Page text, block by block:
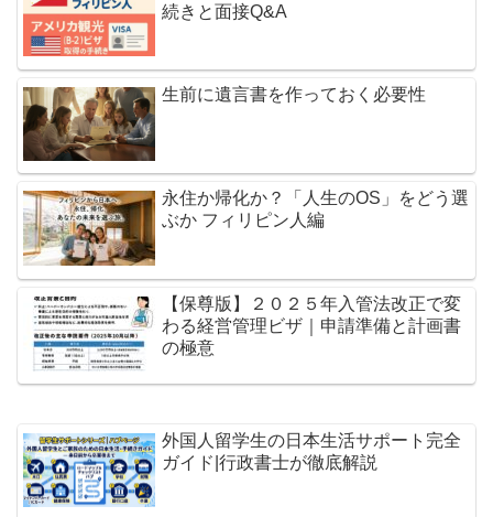
続きと面接Q&A
生前に遺言書を作っておく必要性
永住か帰化か？「人生のOS」をどう選
ぶか フィリピン人編
【保尊版】２０２５年入管法改正で変
わる経営管理ビザ｜申請準備と計画書
の極意
外国人留学生の日本生活サポート完全
ガイド|行政書士が徹底解説